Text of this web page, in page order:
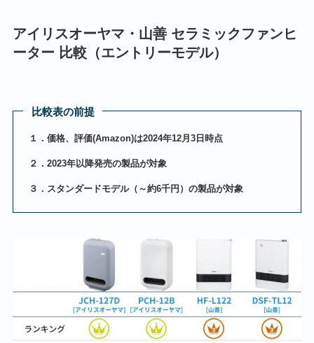
アイリスオーヤマ・山善 セラミックファンヒ
ーター 比較（エントリーモデル）
比較表の前提
１．価格、評価(Amazon)は2024年12月3日時点
２．2023年以降発売の製品が対象
３．スタンダードモデル（～約6千円）の製品が対象